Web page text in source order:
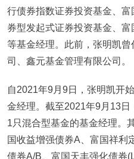
行债券指数证券投资基金、
券型发起式证券投资基金、
等基金经理。此前，张明凯
司、鑫元基金管理有限公司。
自2021年9月9日，张明凯开
金经理。截至2021年9月13
1只混合型基金的基金经理。
国收益增强债券A、富国祥利
债券A/B、富国天丰强化债券